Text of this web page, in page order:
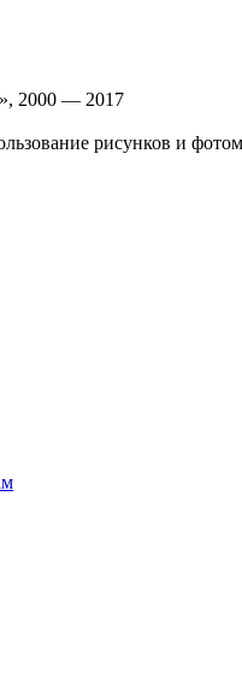
2000 — 2017
рисунков и